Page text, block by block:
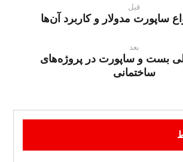
قبل
ساپورت مدولار و کاربرد آن‌ها
بعد
بست و ساپورت در پروژه‌های
ساختمانی